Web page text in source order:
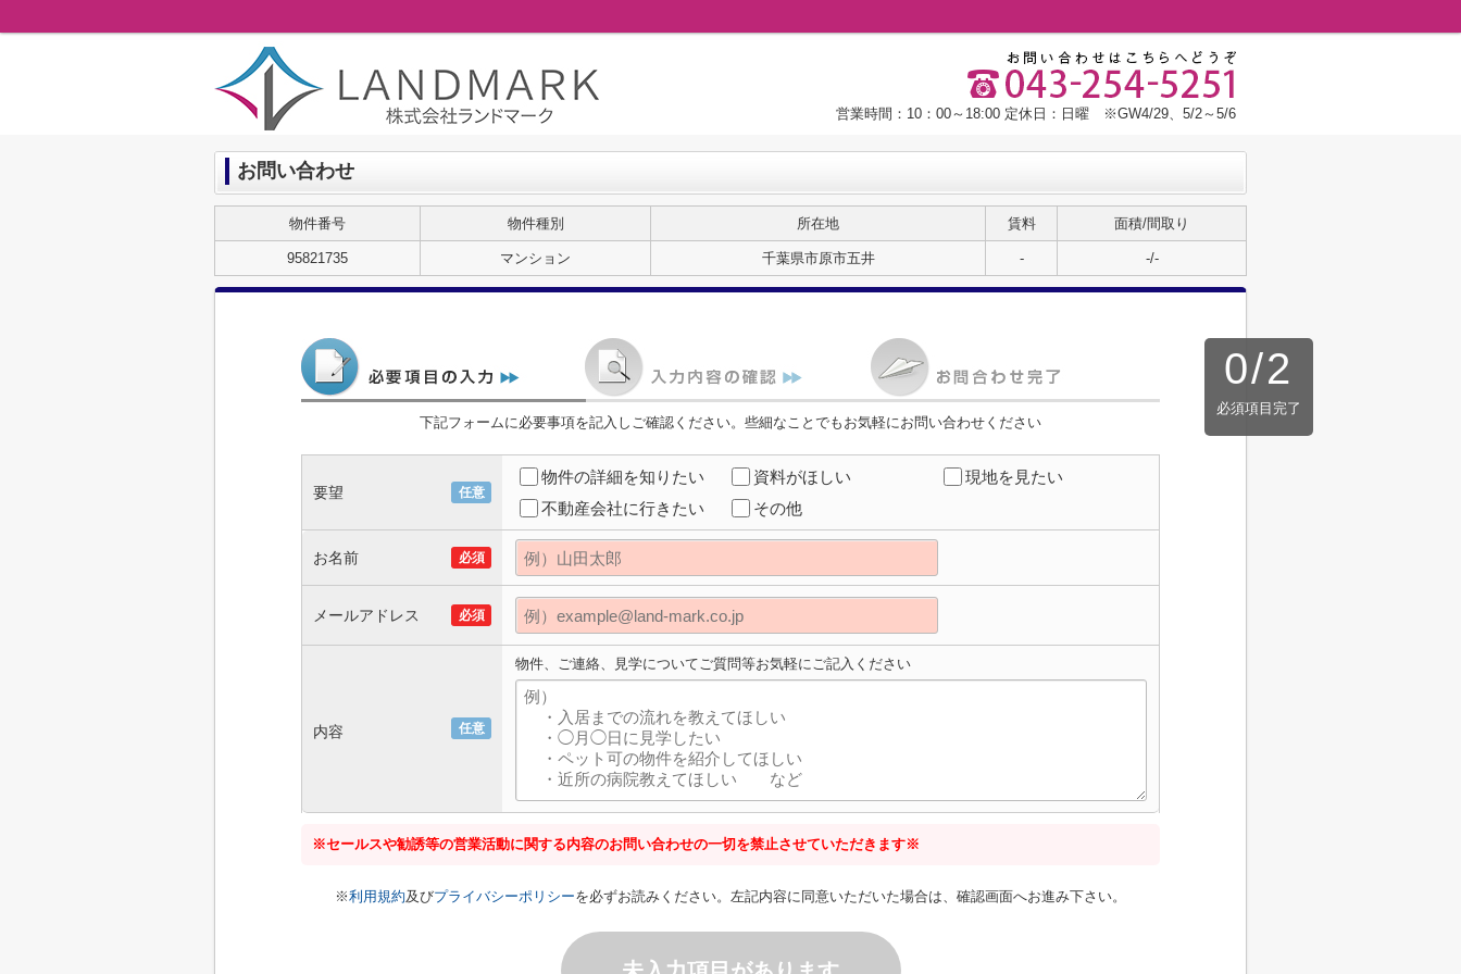
営業時間：10：00～18:00 定休日：日曜 ※GW4/29、5/2～5/6
お問い合わせ
物件番号 物件種別 所在地 賃料 面積/間取り
95821735 マンション 千葉県市原市五井 - -/-
0/2
必須項目完了
下記フォームに必要事項を記入しご確認ください。些細なことでもお気軽にお問い合わせください
要望 任意
物件の詳細を知りたい 資料がほしい
現地を見たい
不動産会社に行きたい
その他
お名前 必須
メールアドレス 必須
内容 任意
物件、ご連絡、見学についてご質問等お気軽にご記入ください
※セールスや勧誘等の営業活動に関する内容のお問い合わせの一切を禁止させていただきます※
※利用規約及びプライバシーポリシーを必ずお読みください。左記内容に同意いただいた場合は、確認画面へお進み下さい。